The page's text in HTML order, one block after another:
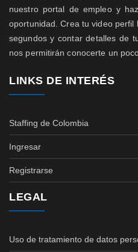
nuestro portal de empleo y
oportunidad. Crea tu video
segundos y contar detalles de
nos permitirán conocerte un
LINKS DE INTERÉS
Staffing de Colombia
Ingresar
Registrarse
LEGAL
Uso de tratamiento de datos